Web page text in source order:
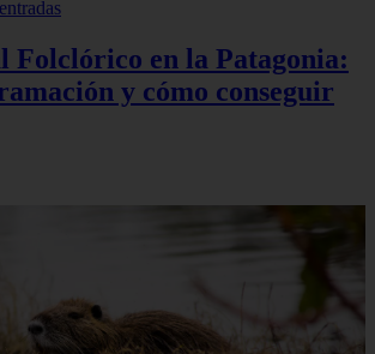
Folclórico en la Patagonia:
y cómo conseguir